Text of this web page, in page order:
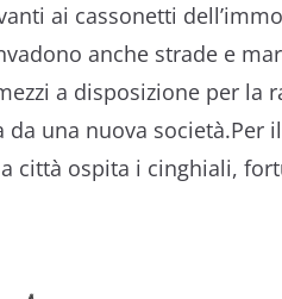
ai cassonetti
anche strade e
a disposizione per la
da una nuova società.Per
città ospita i cinghiali,